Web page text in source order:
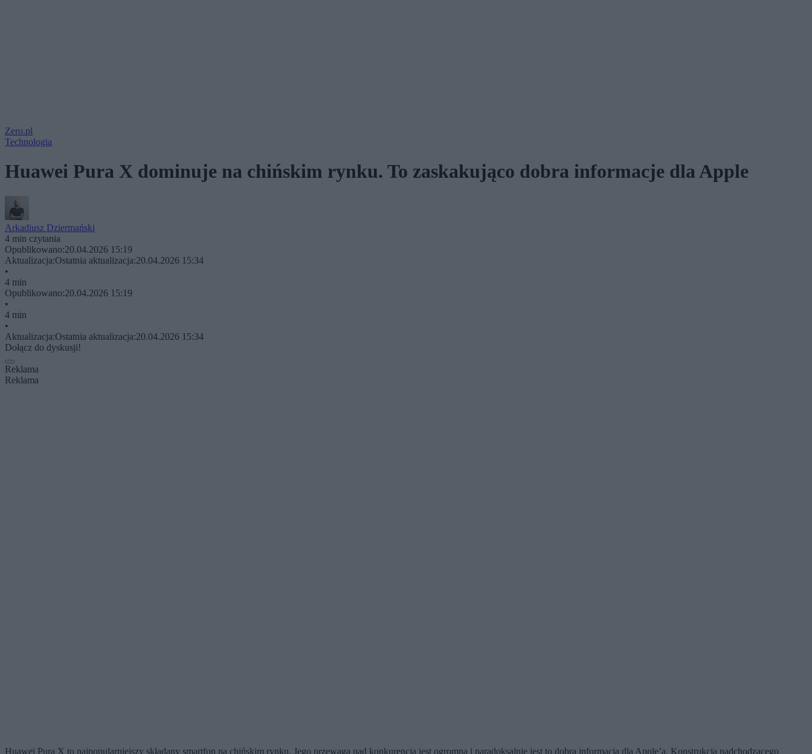
Zero.pl
Technologia
Huawei Pura X dominuje na chińskim rynku. To zaskakująco dobra informacje dla Apple
Arkadiusz Dziermański
4 min czytania
Opublikowano:20.04.2026 15:19
Aktualizacja:Ostatnia aktualizacja:20.04.2026 15:34
•
4 min
Opublikowano:20.04.2026 15:19
•
4 min
•
Aktualizacja:Ostatnia aktualizacja:20.04.2026 15:34
Dołącz do dyskusji!
Reklama
Reklama
Huawei Pura X to najpopularniejszy składany smartfon na chińskim rynku. Jego przewaga nad konkurencją jest ogromna i paradoksalnie jest to dobra informacja dla Apple’a. Konstrukcja nadchodzącego